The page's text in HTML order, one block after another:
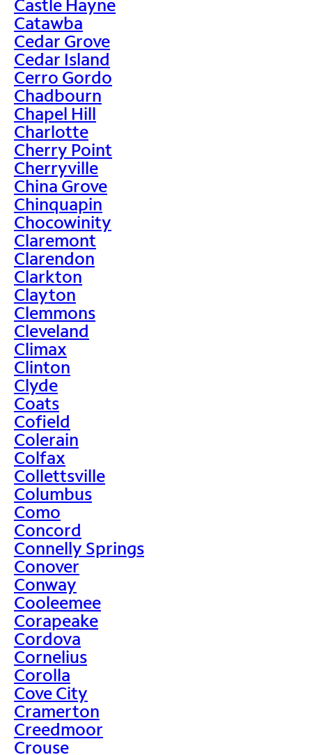
Castle Hayne
Catawba
Cedar Grove
Cedar Island
Cerro Gordo
Chadbourn
Chapel Hill
Charlotte
Cherry Point
Cherryville
China Grove
Chinquapin
Chocowinity
Claremont
Clarendon
Clarkton
Clayton
Clemmons
Cleveland
Climax
Clinton
Clyde
Coats
Cofield
Colerain
Colfax
Collettsville
Columbus
Como
Concord
Connelly Springs
Conover
Conway
Cooleemee
Corapeake
Cordova
Cornelius
Corolla
Cove City
Cramerton
Creedmoor
Crouse